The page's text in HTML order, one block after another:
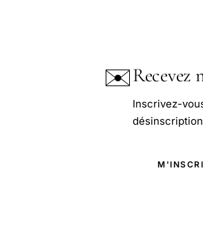
✉️Recevez
Inscrivez-